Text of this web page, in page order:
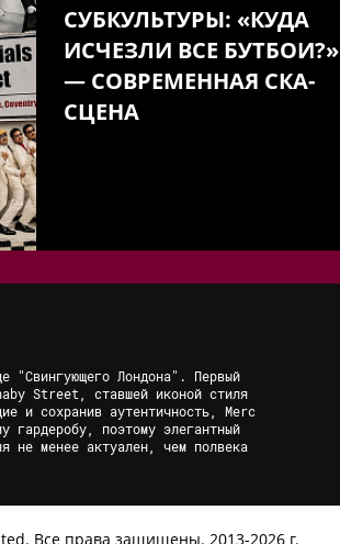
СУБКУЛЬТУРЫ: «КУДА
ИСЧЕЗЛИ ВСЕ БУТБОИ?»
— СОВРЕМЕННАЯ СКА-
СЦЕНА
"Свингующего Лондона". Первый
Street, ставшей иконой стиля
и сохранив аутентичность, Merc
гардеробу, поэтому элегантный
не менее актуален, чем полвека
Все права защищены. 2013-2026 г.